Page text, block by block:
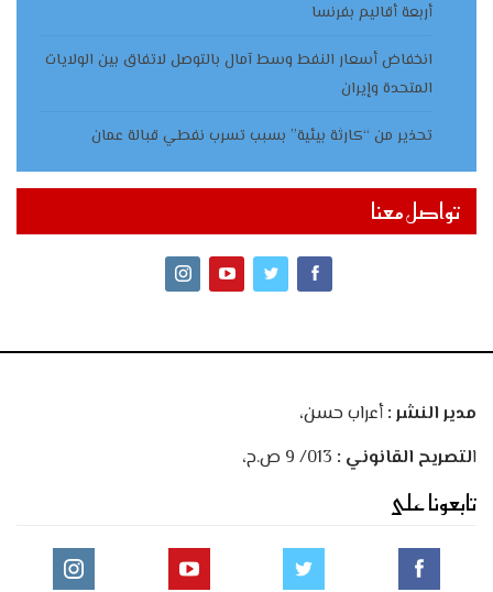
أربعة أقاليم بفرنسا
انخفاض أسعار النفط وسط آمال بالتوصل لاتفاق بين الولايات
المتحدة وإيران
تحذير من “كارثة بيئية” بسبب تسرب نفطي قبالة عمان
تواصل معنا
مدير النشر :أعراب حسن،
التصريح القانوني :
تابعونا على